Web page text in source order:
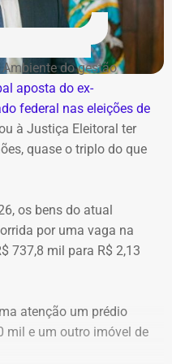
do estado do Rio de
2026
FM e YouTube do
pelo YouTube do
com o Corpo de
em combate a
e conseguiram
militares, 11 viaturas e
do gestão
aposta do ex-
federal nas eleições de
à Justiça Eleitoral ter
quase o triplo do que
os bens do atual
por uma vaga na
737,8 mil para R$ 2,13
atenção um prédio
mil e um outro imóvel de